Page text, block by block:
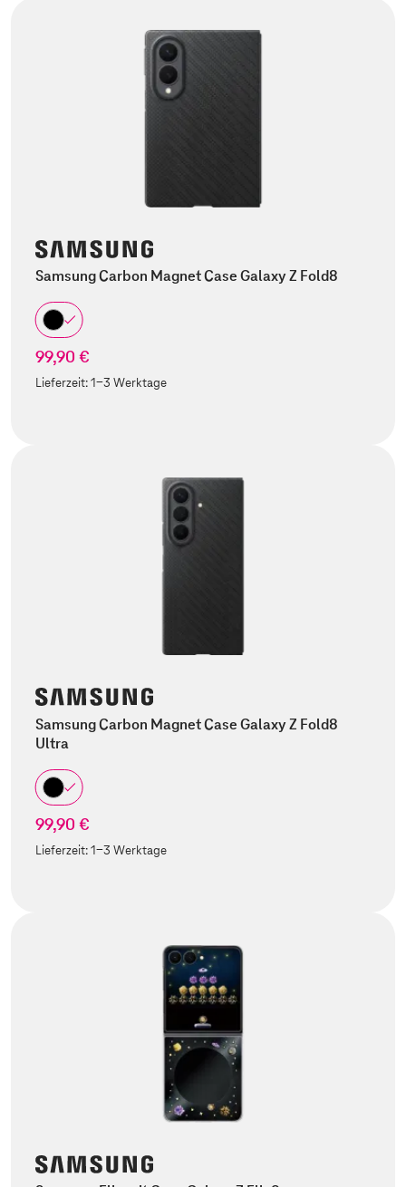
Samsung Carbon Magnet Case Galaxy Z Fold8
99,90 €
Lieferzeit:1-3 Werktage
Samsung Carbon Magnet Case Galaxy Z Fold8
Ultra
99,90 €
Lieferzeit:1-3 Werktage